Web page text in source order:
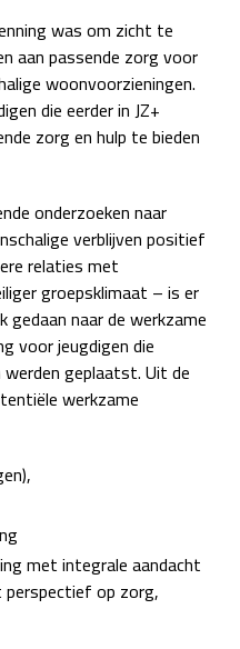
was om zicht te
aan passende zorg voor
woonvoorzieningen.
die eerder in JZ+
zorg en hulp te bieden
onderzoeken naar
verblijven positief
relaties met
groepsklimaat – is er
naar de werkzame
voor jeugdigen die
geplaatst. Uit de
werkzame
met integrale aandacht
op zorg,